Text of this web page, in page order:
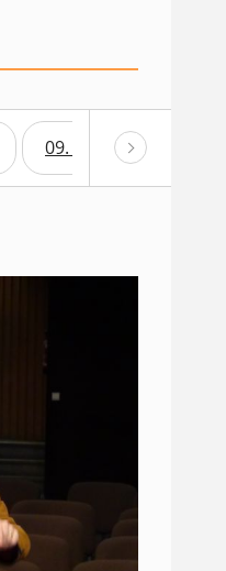
09. 11. 2013 – 14.00